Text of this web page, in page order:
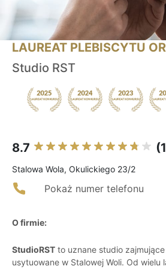
LAUREAT PLEBISCYTU
Studio RST
8.7
Stalowa Wola, Okulickiego 23/2
Pokaż numer telefonu
O firmie:
StudioRST to uznane studio
usytuowane w Stalowej Woli. Od wielu